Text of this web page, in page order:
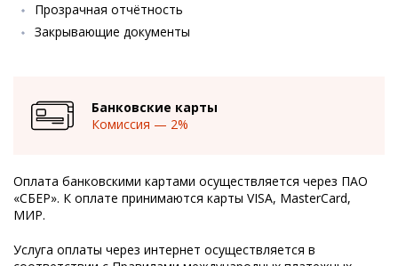
Прозрачная отчётность
Закрывающие документы
Банковские карты
Комиссия — 2%
Оплата банковскими картами осуществляется через ПАО
«СБЕР». К оплате принимаются карты VISA, MasterCard,
МИР.
Услуга оплаты через интернет осуществляется в